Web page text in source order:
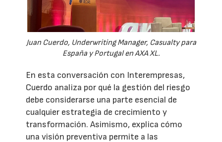
Juan Cuerdo, Underwriting Manager, Casualty para
España y Portugal en AXA XL.
En esta conversación con Interempresas,
Cuerdo analiza por qué la gestión del riesgo
debe considerarse una parte esencial de
cualquier estrategia de crecimiento y
transformación. Asimismo, explica cómo
una visión preventiva permite a las